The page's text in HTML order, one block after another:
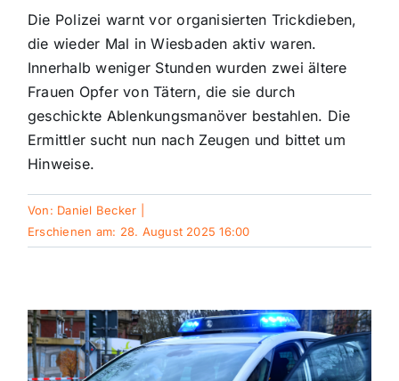
Kultur
Panorama
Mein Stadtteil
Galerie
Polizeimeldungen
Die Polizei warnt vor organisierten Trickdieben,
die wieder Mal in Wiesbaden aktiv waren.
Innerhalb weniger Stunden wurden zwei ältere
Frauen Opfer von Tätern, die sie durch
geschickte Ablenkungsmanöver bestahlen. Die
Ermittler sucht nun nach Zeugen und bittet um
Hinweise.
Von: Daniel Becker
Erschienen am: 28. August 2025 16:00